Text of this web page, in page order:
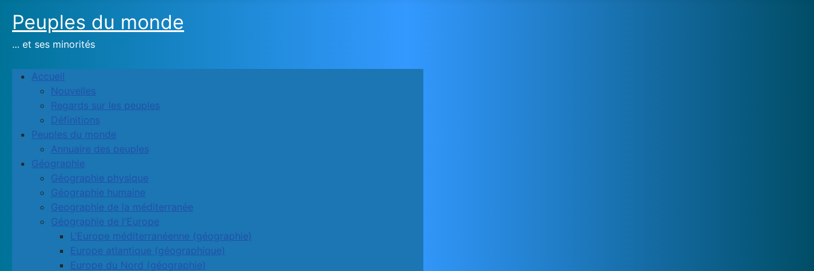
Peuples du monde
... et ses minorités
Accueil
Nouvelles
Regards sur les peuples
Définitions
Peuples du monde
Annuaire des peuples
Géographie
Géographie physique
Géographie humaine
Geographie de la méditerranée
Géographie de l'Europe
L’Europe méditerranéenne (géographie)
Europe atlantique (géographique)
Europe du Nord (géographie)